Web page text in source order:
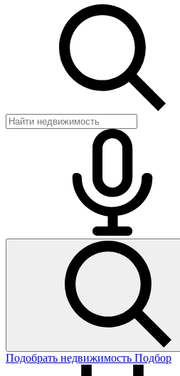
Подобрать недвижимость Подбор